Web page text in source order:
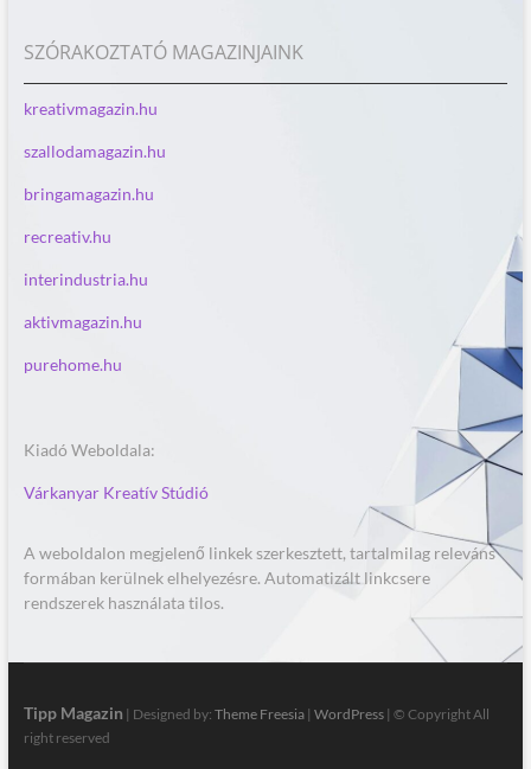
SZÓRAKOZTATÓ MAGAZINJAINK
kreativmagazin.hu
szallodamagazin.hu
bringamagazin.hu
recreativ.hu
interindustria.hu
aktivmagazin.hu
purehome.hu
Kiadó Weboldala:
Várkanyar Kreatív Stúdió
A weboldalon megjelenő linkek szerkesztett, tartalmilag releváns
formában kerülnek elhelyezésre. Automatizált linkcsere
rendszerek használata tilos.
Tipp Magazin | Designed by: Theme Freesia| WordPress| © Copyright All
right reserved